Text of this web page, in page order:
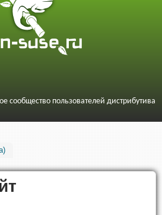
сообщество пользователей дистрибутива